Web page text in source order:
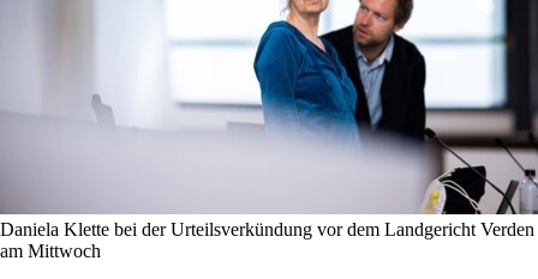
Daniela Klette bei der Urteilsverkündung vor dem Landgericht Verden
am Mittwoch